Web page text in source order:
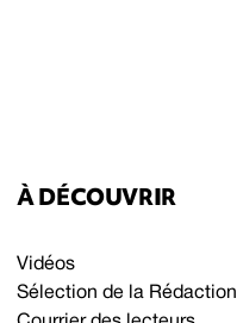
À DÉCOUVRIR
Vidéos
Sélection de la Rédaction